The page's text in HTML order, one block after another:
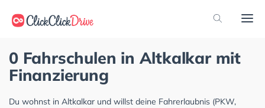
0 Fahrschulen in Altkalkar mit
Finanzierung
Du wohnst in Altkalkar und willst deine Fahrerlaubnis (PKW,